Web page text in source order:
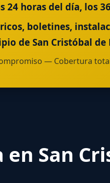
horas del día, los
boletines,
de San Cristóbal de
— Cobertura total
San